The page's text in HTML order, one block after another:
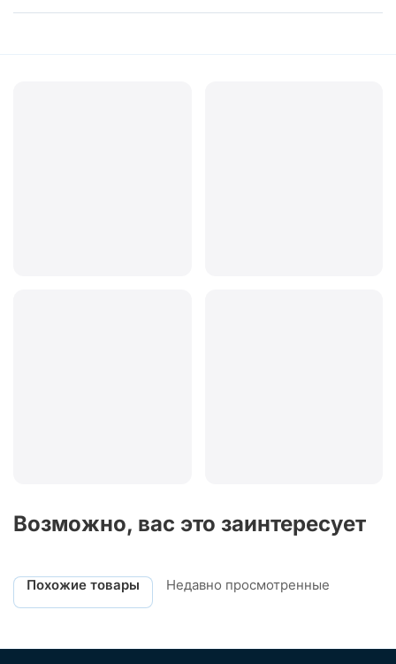
Возможно, вас это заинтересует
Похожие товары Недавно просмотренные